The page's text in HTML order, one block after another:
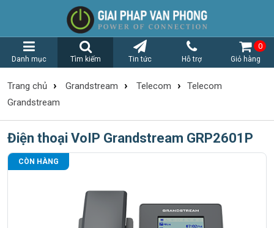
Danh mục Tìm kiếm Tin tức Hỗ trợ Giỏ hàng
0
Trang chủ › Grandstream › Telecom ›
Telecom
Grandstream
Điện thoại VoIP Grandstream GRP2601P
CÒN HÀNG